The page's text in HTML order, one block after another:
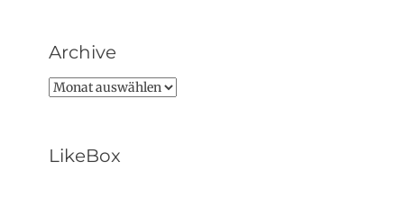
Archive
Archive
LikeBox